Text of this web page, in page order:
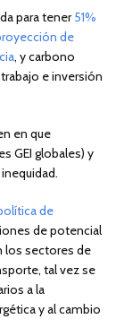
para tener51%
de
, y carbono
e inversión
en que
GEI globales) y
de
de potencial
los sectores de
tal vez se
a la
y al cambio